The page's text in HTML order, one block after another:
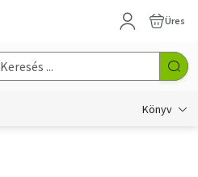
Üres
Könyv